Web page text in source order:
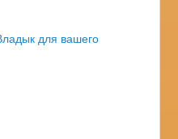
для вашего